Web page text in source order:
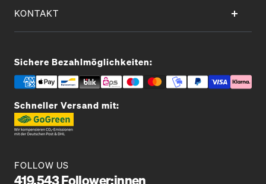
KONTAKT
Sichere Bezahlmöglichkeiten:
Schneller Versand mit:
FOLLOW US
419.543 Follower:innen